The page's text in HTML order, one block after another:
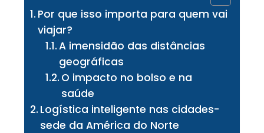
Por que isso importa para quem vai
viajar?
A imensidão das distâncias
geográficas
O impacto no bolso e na
saúde
Logística inteligente nas cidades-
sede da América do Norte